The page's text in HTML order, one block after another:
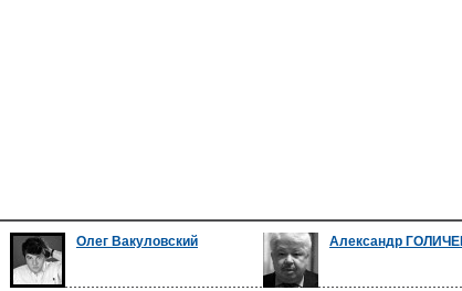
Олег Вакуловский Александр